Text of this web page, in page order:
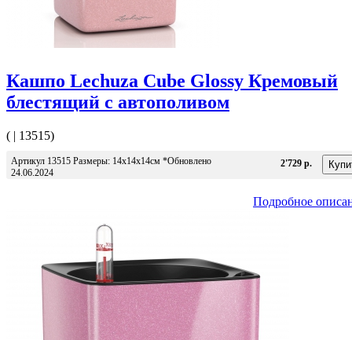
Кашпо Lechuza Cube Glossy Кремовый
блестящий с автополивом
( | 13515)
Артикул 13515 Размеры: 14x14x14см *Обновлено
24.06.2024
2'729 р.
Подробное